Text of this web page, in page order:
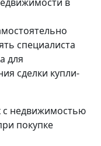
специалиста
для
сделки купли-
недвижимостью
покупке